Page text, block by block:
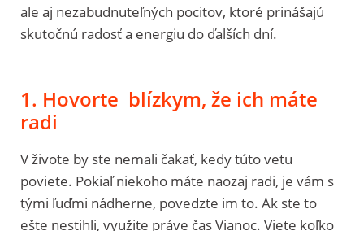
ale aj nezabudnuteľných pocitov, ktoré prinášajú
skutočnú radosť a energiu do ďalších dní.
1. Hovorte blízkym, že ich máte
radi
V živote by ste nemali čakať, kedy túto vetu
poviete. Pokiaľ niekoho máte naozaj radi, je vám s
tými ľuďmi nádherne, povedzte im to. Ak ste to
ešte nestihli, využite práve čas Vianoc. Viete koľko